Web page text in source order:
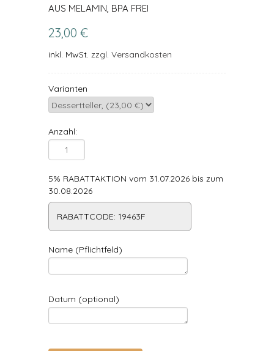
AUS MELAMIN, BPA FREI
23,00 €
inkl. MwSt. zzgl. Versandkosten
Varianten
Anzahl:
5% RABATTAKTION vom 31.07.2026 bis zum
30.08.2026
RABATTCODE: 19463F
Name (Pflichtfeld)
Datum (optional)